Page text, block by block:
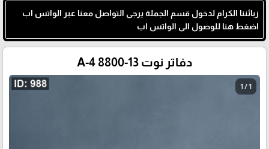
زبائننا الكرام لدخول قسم الجملة يرجى التواصل معنا عبر الواتس اب
اضغط هنا للوصول الى الواتس اب
دفاتر نوت A-4 8800-13
1 / 1